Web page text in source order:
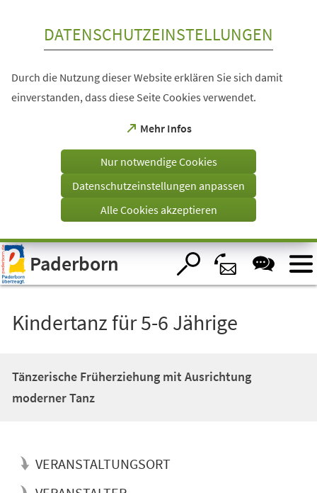
Visuelle
Assistenzsoftware
öffnen.
DATENSCHUTZEINSTELLUNGEN
Durch die Nutzung dieser Website erklären Sie sich damit
einverstanden, dass diese Seite Cookies verwendet.
Mehr Infos
(Öffnet
einem
Tab)
Nur notwendige Cookies
Datenschutzeinstellungen anpassen
Alle Cookies akzeptieren
Paderborn
Kindertanz für 5-6 Jährige
Tänzerische Früherziehung mit Ausrichtung
moderner Tanz
VERANSTALTUNGSORT